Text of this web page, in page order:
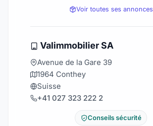
Voir toutes ses annonces
Valimmobilier SA
Avenue de la Gare 39
1964 Conthey
Suisse
+41 027 323 222 2
Conseils sécurité